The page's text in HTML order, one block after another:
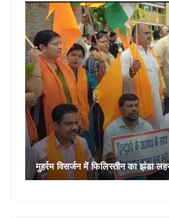
देखते हुए वह काम पर लौटे
और कोई ऐसा काम नहीं करें, जिससे
भी कहा कि बकाया वेतन का जल्द
से हटाने की स्थिति में 03 महीने
मुहर्रम विसर्जन में फिलिस्तीन का झंडा